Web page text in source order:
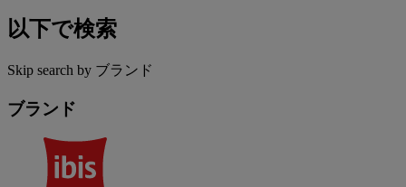
以下で検索
Skip search by ブランド
ブランド